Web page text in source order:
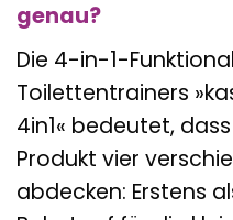
genau?
Die 4-in-1-
Toilettentrainers
4in1« bedeutet,
Produkt vier
abdecken: Erstens